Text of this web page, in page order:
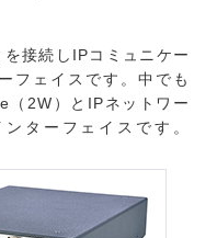
接続しIPコミュニケー
フェイスです。中でも
2W）とIPネットワー
ターフェイスです。